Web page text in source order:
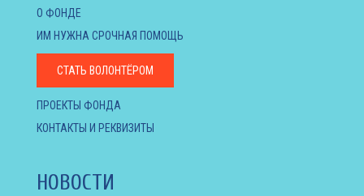
О ФОНДЕ
ИМ НУЖНА СРОЧНАЯ ПОМОЩЬ
СТАТЬ ВОЛОНТЁРОМ
ПРОЕКТЫ ФОНДА
КОНТАКТЫ И РЕКВИЗИТЫ
НОВОСТИ